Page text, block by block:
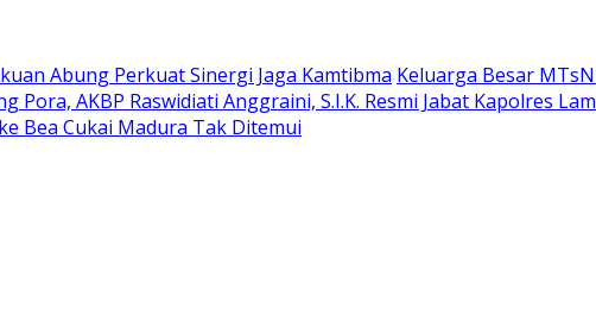
Abung Perkuat Sinergi Jaga Kamtibma Keluarga Besar
Pora, AKBP Raswidiati Anggraini, S.I.K. Resmi Jabat Kapolres
Bea Cukai Madura Tak Ditemui